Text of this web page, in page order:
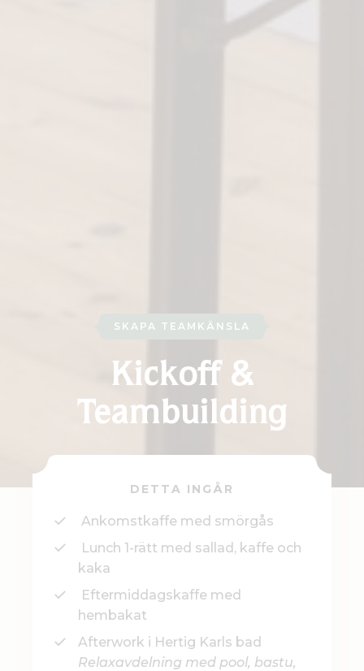
DETTA INGÅR
Ankomstkaffe med smörgås
Lunch 1-rätt med sallad, kaffe och
kaka
Eftermiddagskaffe med
hembakat
Afterwork i Hertig Karls bad
Relaxavdelning med pool, bastu,
SKAPA TEAMKÄNSLA
Kickoff &
Teambuilding